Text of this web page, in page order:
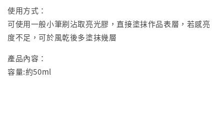
使用方式：
可使用一般小筆刷沾取亮光膠，直接塗抹作品表層，若感亮
度不足，可於風乾後多塗抹幾層
產品內容：
容量:約50ml